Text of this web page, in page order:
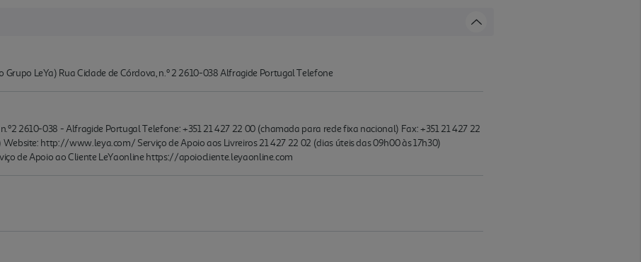
Grupo LeYa) Rua Cidade de Córdova, n.º 2 2610-038 Alfragide Portugal Telefone
2610-038 - Alfragide Portugal Telefone: +351 21 427 22 00 (chamada para rede fixa nacional) Fax: +351 21 427 22
http://www.leya.com/ Serviço de Apoio aos Livreiros 21 427 22 02 (dias úteis das 09h00 às 17h30)
de Apoio ao Cliente LeYaonline https://apoiocliente.leyaonline.com